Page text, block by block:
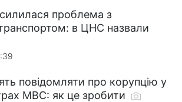
проблема з
в ЦНС назвали
повідомляти про корупцію у
МВС: як це зробити